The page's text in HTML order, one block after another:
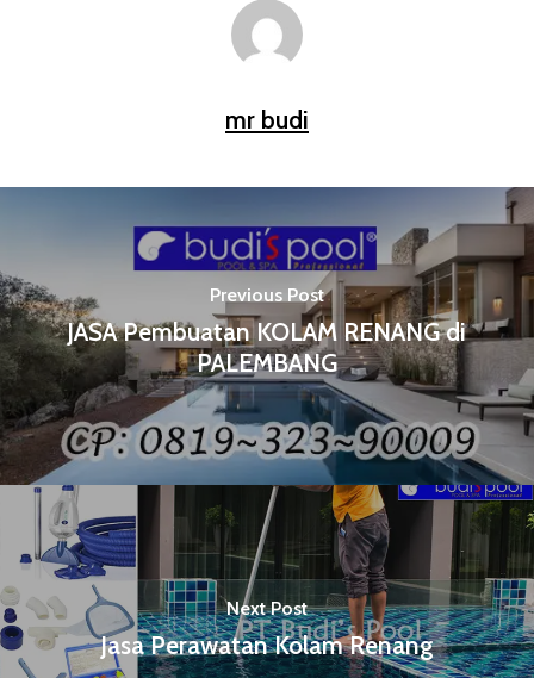
mr budi
Previous Post
JASA Pembuatan KOLAM RENANG di
PALEMBANG
Next Post
Jasa Perawatan Kolam Renang